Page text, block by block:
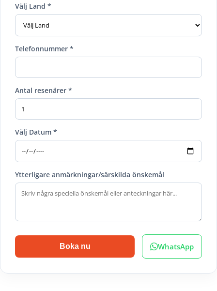
Välj Land *
Telefonnummer *
Antal resenärer *
Välj Datum *
Ytterligare anmärkningar/särskilda önskemål
Boka nu WhatsApp